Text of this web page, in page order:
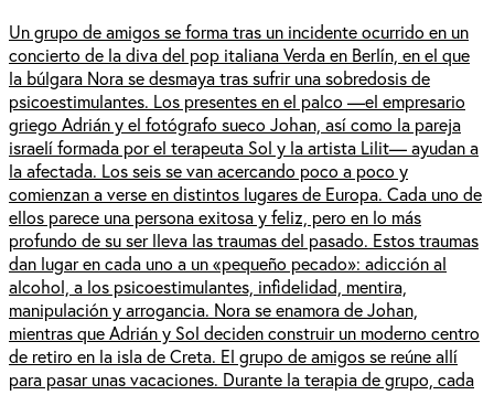
Un grupo de amigos se forma tras un incidente ocurrido en un
concierto de la diva del pop italiana Verda en Berlín, en el que
la búlgara Nora se desmaya tras sufrir una sobredosis de
psicoestimulantes. Los presentes en el palco —el empresario
griego Adrián y el fotógrafo sueco Johan, así como la pareja
israelí formada por el terapeuta Sol y la artista Lilit— ayudan a
la afectada. Los seis se van acercando poco a poco y
comienzan a verse en distintos lugares de Europa. Cada uno de
ellos parece una persona exitosa y feliz, pero en lo más
profundo de su ser lleva las traumas del pasado. Estos traumas
dan lugar en cada uno a un «pequeño pecado»: adicción al
alcohol, a los psicoestimulantes, infidelidad, mentira,
manipulación y arrogancia. Nora se enamora de Johan,
mientras que Adrián y Sol deciden construir un moderno centro
de retiro en la isla de Creta. El grupo de amigos se reúne allí
para pasar unas vacaciones. Durante la terapia de grupo, cada